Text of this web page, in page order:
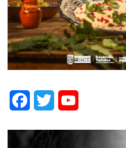
FacebookTwitter